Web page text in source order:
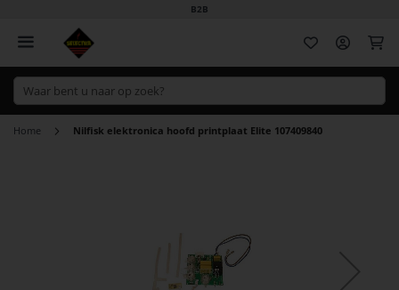
B2B
Home Nilfisk elektronica hoofd printplaat Elite 107409840